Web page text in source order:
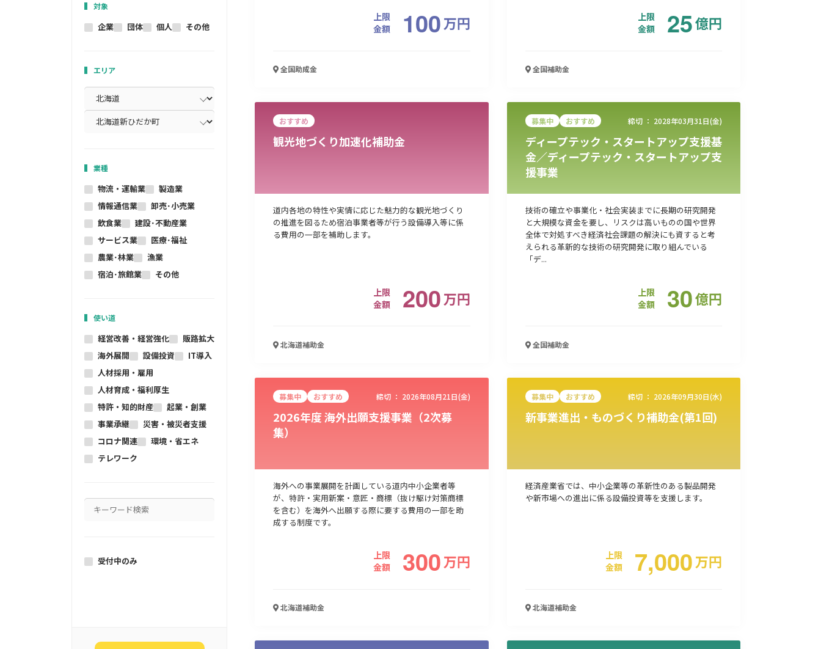
対象
企業 団体 個人 その他
エリア
業種
物流・運輸業
製造業
情報通信業
卸売･小売業
飲食業
建設･不動産業
サービス業
医療･福祉
農業･林業
漁業
宿泊･旅館業
その他
使い道
経営改善・経営強化
販路拡大
海外展開
設備投資
IT導入
人材採用・雇用
人材育成・福利厚生
特許・知的財産
起業・創業
事業承継
災害・被災者支援
コロナ関連
環境・省エネ
テレワーク
受付中のみ
上限
金額
100万円
全国助成金
上限
金額
25億円
全国補助金
おすすめ
観光地づくり加速化補助金
道内各地の特性や実情に応じた魅力的な観光地づくり
の推進を図るため宿泊事業者等が行う設備導入等に係
る費用の一部を補助します。
上限
金額
200万円
北海道補助金
募集中 おすすめ 締切 ： 2028年03月31日(金)
ディープテック・スタートアップ支援基
金／ディープテック・スタートアップ支
援事業
技術の確立や事業化・社会実装までに長期の研究開発
と大規模な資金を要し、リスクは高いものの国や世界
全体で対処すべき経済社会課題の解決にも資すると考
えられる革新的な技術の研究開発に取り組んでいる
「デ...
上限
金額
30億円
全国補助金
募集中 おすすめ 締切 ： 2026年08月21日(金)
2026年度 海外出願支援事業（2次募
集）
海外への事業展開を計画している道内中小企業者等
が、特許・実用新案・意匠・商標（抜け駆け対策商標
を含む）を海外へ出願する際に要する費用の一部を助
成する制度です。
上限
金額
300万円
北海道補助金
募集中 おすすめ 締切 ： 2026年09月30日(水)
新事業進出・ものづくり補助金(第1回)
経済産業省では、中小企業等の革新性のある製品開発
や新市場への進出に係る設備投資等を支援します。
上限
金額
7,000万円
北海道補助金